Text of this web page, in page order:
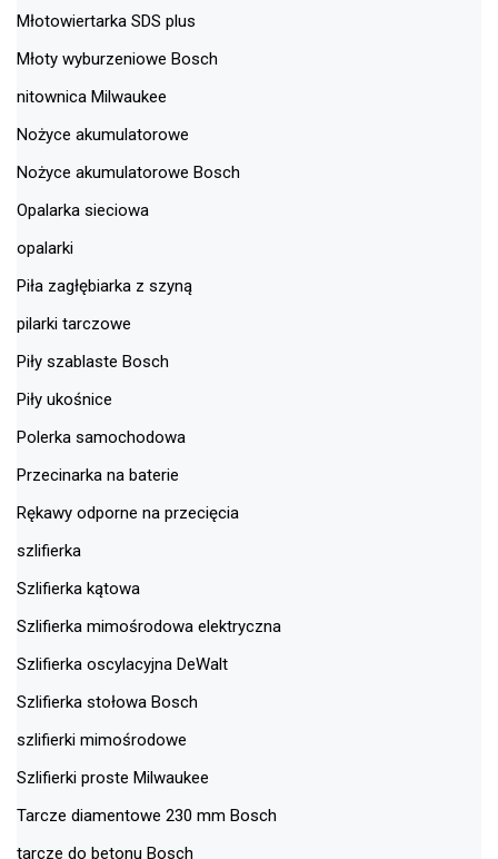
Młotowiertarka SDS plus
Młoty wyburzeniowe Bosch
nitownica Milwaukee
Nożyce akumulatorowe
Nożyce akumulatorowe Bosch
Opalarka sieciowa
opalarki
Piła zagłębiarka z szyną
pilarki tarczowe
Piły szablaste Bosch
Piły ukośnice
Polerka samochodowa
Przecinarka na baterie
Rękawy odporne na przecięcia
szlifierka
Szlifierka kątowa
Szlifierka mimośrodowa elektryczna
Szlifierka oscylacyjna DeWalt
Szlifierka stołowa Bosch
szlifierki mimośrodowe
Szlifierki proste Milwaukee
Tarcze diamentowe 230 mm Bosch
tarcze do betonu Bosch